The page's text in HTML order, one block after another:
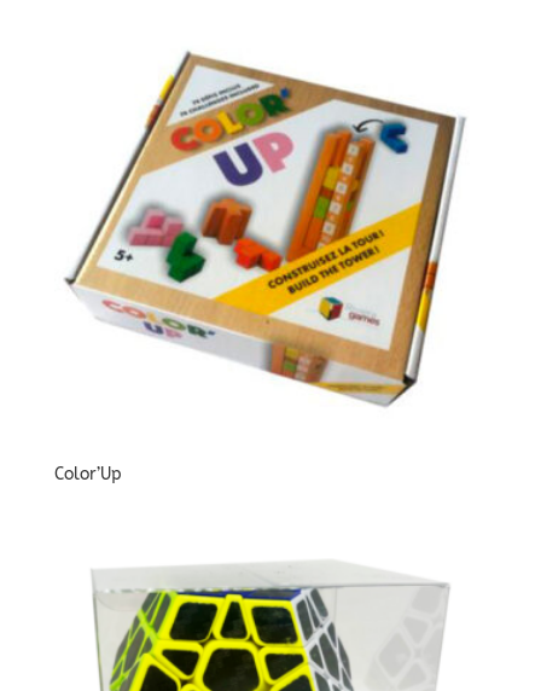
Color’Up